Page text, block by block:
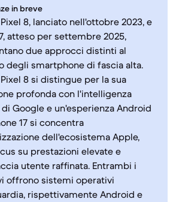
in breve
8, lanciato nell'ottobre 2023, e
atteso per settembre 2025,
due approcci distinti al
degli smartphone di fascia alta.
8 si distingue per la sua
profonda con l'intelligenza
Google e un'esperienza Android
17 si concentra
dell'ecosistema Apple,
su prestazioni elevate e
utente raffinata. Entrambi i
offrono sistemi operativi
rispettivamente Android e